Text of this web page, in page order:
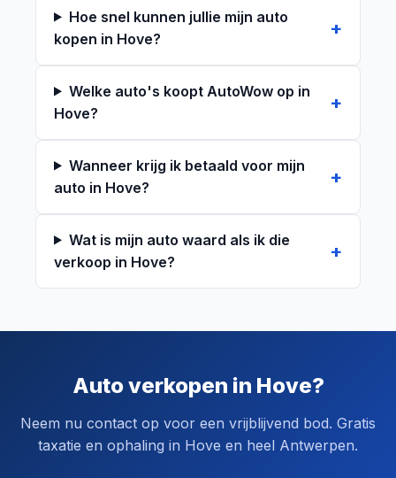
Hoe snel kunnen jullie mijn auto
kopen in Hove?
Welke auto's koopt AutoWow op in
Hove?
Wanneer krijg ik betaald voor mijn
auto in Hove?
Wat is mijn auto waard als ik die
verkoop in Hove?
Auto verkopen in Hove?
Neem nu contact op voor een vrijblijvend bod. Gratis
taxatie en ophaling in Hove en heel Antwerpen.